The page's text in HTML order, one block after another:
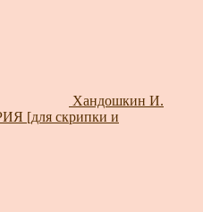
Хандошкин И.
[для скрипки и